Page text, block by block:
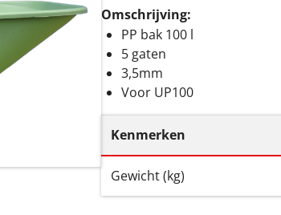
Omschrijving:
PP bak 100 l
5 gaten
3,5mm
Voor UP100
Kenmerken
Gewicht (kg)